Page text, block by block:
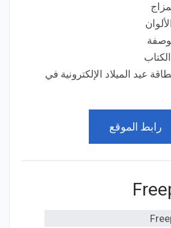
عيد الميلاد الإلكترونية في
رابط الموقع